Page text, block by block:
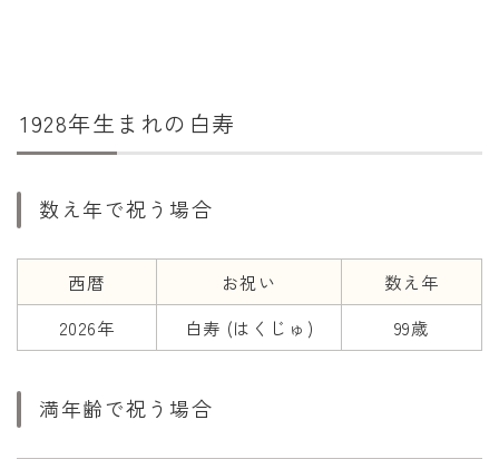
長寿祝い計算
学年早見表
漢字の配当学年検索
偏差値から上位何％計算
1928年生まれの白寿
数え年で祝う場合
西暦 お祝い
数え年
2026年
白寿 (はくじゅ) 99歳
満年齢で祝う場合